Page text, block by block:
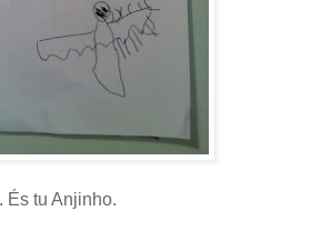
És tu Anjinho.